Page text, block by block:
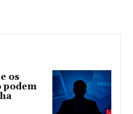
os
podem